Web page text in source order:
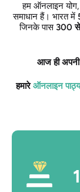
हम ऑनलाइन
समाधान हैं। भारत में
जिनके पास 300 से
आज ही
हमारेऑनलाइन